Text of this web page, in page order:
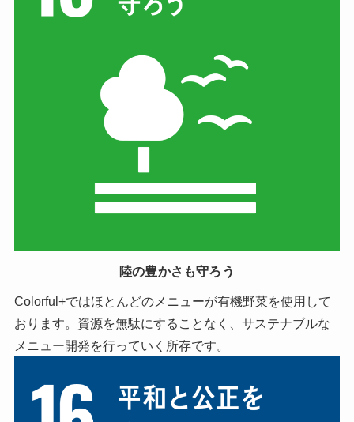
陸の豊かさも守ろう
Colorful+ではほとんどのメニューが有機野菜を使用して
おります。資源を無駄にすることなく、サステナブルな
メニュー開発を行っていく所存です。